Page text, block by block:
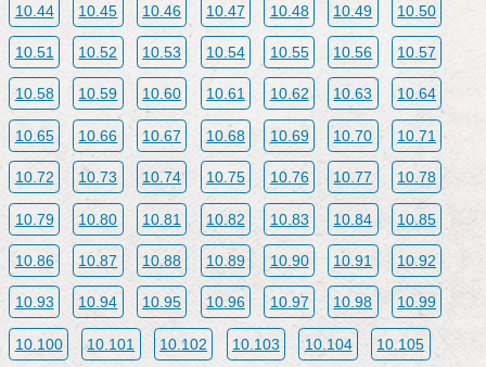
10.44 10.45 10.46 10.47 10.48 10.49 10.50
10.51 10.52 10.53 10.54 10.55 10.56 10.57
10.58 10.59 10.60 10.61 10.62 10.63 10.64
10.65 10.66 10.67 10.68 10.69 10.70 10.71
10.72 10.73 10.74 10.75 10.76 10.77 10.78
10.79 10.80 10.81 10.82 10.83 10.84 10.85
10.86 10.87 10.88 10.89 10.90 10.91 10.92
10.93 10.94 10.95 10.96 10.97 10.98 10.99
10.100 10.101 10.102 10.103 10.104 10.105